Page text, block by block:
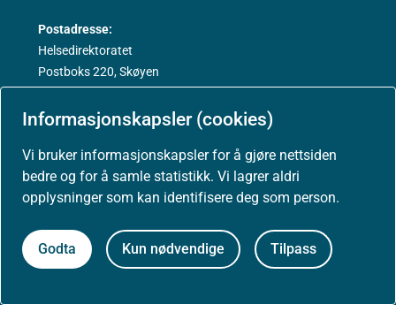
Informasjonskapsler (cookies)
Vi bruker informasjonskapsler for å gjøre nettsiden
bedre og for å samle statistikk. Vi lagrer aldri
opplysninger som kan identifisere deg som person.
Godta Kun nødvendige Tilpass
Postadresse:
Helsedirektoratet
Postboks 220, Skøyen
Aktuelt
Nyheter